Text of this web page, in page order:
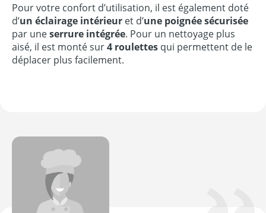
Pour votre confort d’utilisation, il est également doté
d’un éclairage intérieur et d’une poignée sécurisée
par uneserrure intégrée. Pour un nettoyage plus
aisé, il est monté sur4 roulettes qui permettent de le
déplacer plus facilement.